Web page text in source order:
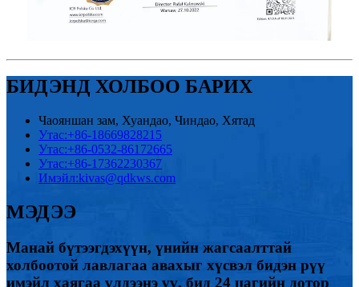
БИДЭНД ХОЛБОО БАРИХ
Чаояншан зам, Хуандао, Чиндао, Хятад
Утас:+86-18669828215
Утас:+86-0532-86172665
Утас:+86-17362230367
Имэйл:kivas@qdkws.com
МЭДЭЭ
Манай бүтээгдэхүүн, үнийн жагсаалттай
холбоотой лавлагаа авахыг хүсвэл бидэн рүү
имэйл хаягаа үлдээнэ үү, бид 24 цагийн дотор